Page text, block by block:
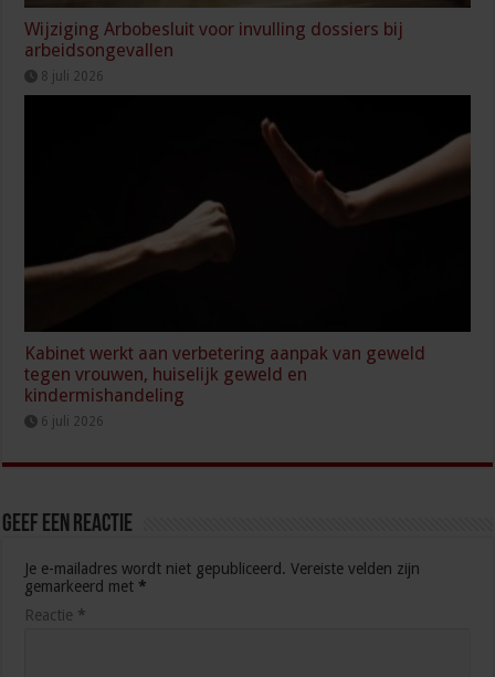
Wijziging Arbobesluit voor invulling dossiers bij
arbeidsongevallen
8 juli 2026
Kabinet werkt aan verbetering aanpak van geweld
tegen vrouwen, huiselijk geweld en
kindermishandeling
6 juli 2026
Geef een reactie
Je e-mailadres wordt niet gepubliceerd. Vereiste velden zijn
gemarkeerd met *
Reactie *